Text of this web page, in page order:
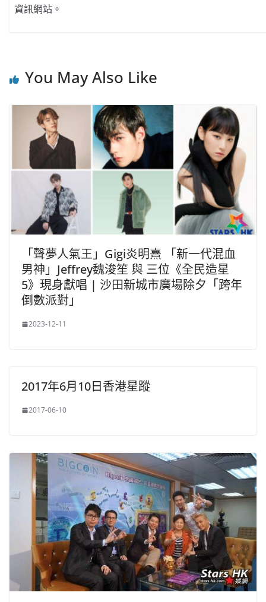
資訊網站。
You May Also Like
「聲夢人氣王」Gigi炎明熹 「新一代混血
男神」Jeffrey魏浚笙 與 三位《全民造星
5》現身獻唱 | 沙田新城市廣場除夕「跨年
倒數派對」
2023-12-11
2017年6月10日香港星蹤
2017-06-10